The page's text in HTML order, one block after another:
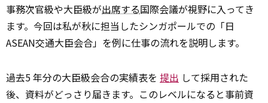
事務次官級や大臣級が出席する国際会議が視野に入ってき
ます。今回は私が秋に担当したシンガポールでの「日
ASEAN交通大臣会合」を例に仕事の流れを説明します。
過去5 年分の大臣級会合の実績表を 提出 して採用された
後、資料がどっさり届きます。このレベルになると事前資